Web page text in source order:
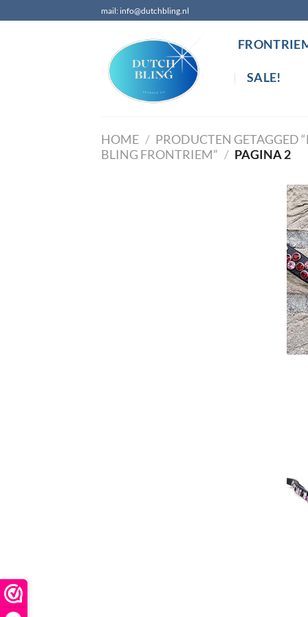
naar
mail: info@dutchbling.nl
SALE!
HOME / PRODUCTEN GETAGGED
BLING FRONTRIEM” / PAGINA 2